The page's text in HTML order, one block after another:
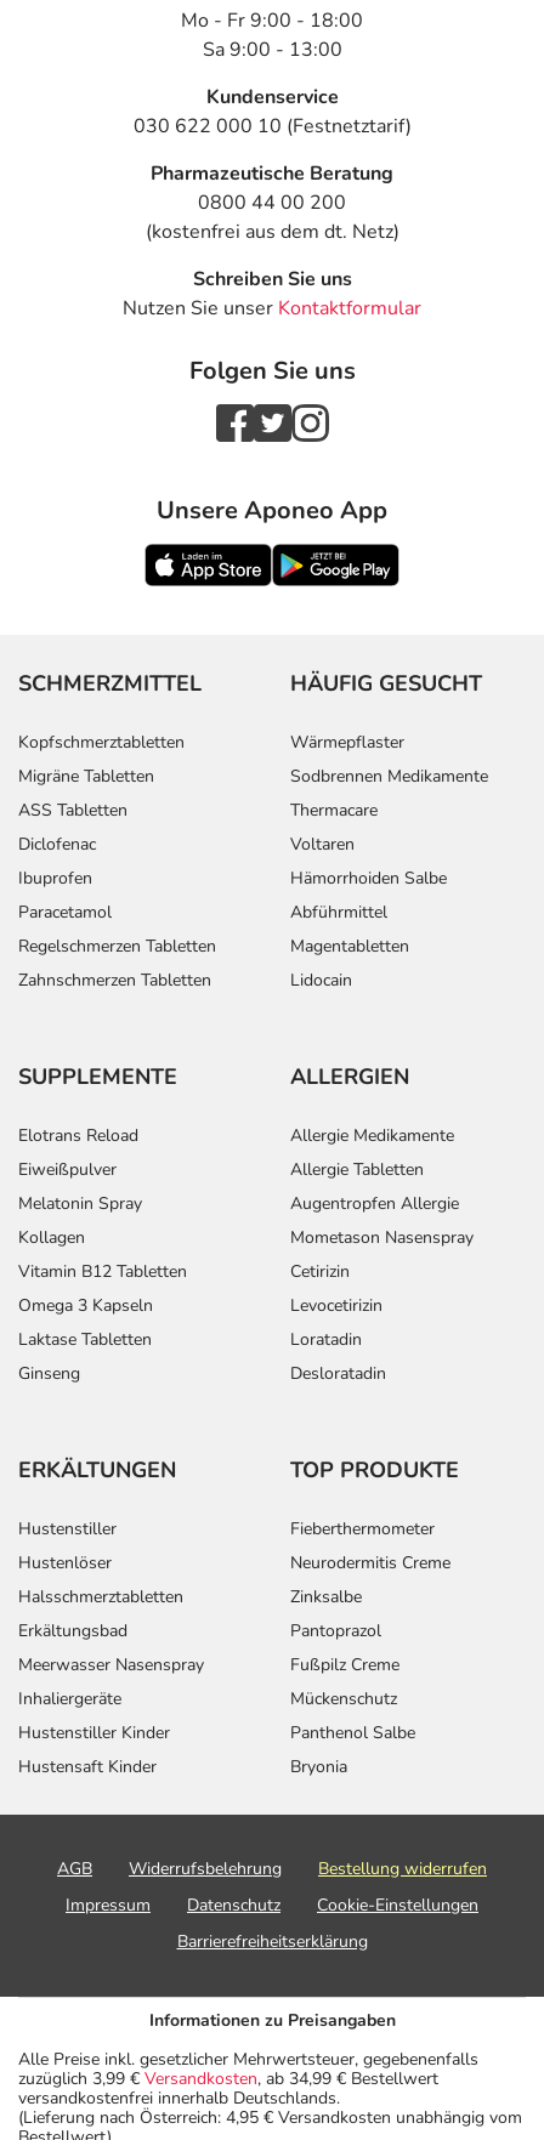
Mo - Fr 9:00 - 18:00
Sa 9:00 - 13:00
Kundenservice
030 622 000 10 (Festnetztarif)
Pharmazeutische Beratung
0800 44 00 200
(kostenfrei aus dem dt. Netz)
Schreiben Sie uns
Nutzen Sie unser Kontaktformular
Folgen Sie uns
Unsere Aponeo App
SCHMERZMITTEL
Kopfschmerztabletten
Migräne Tabletten
ASS Tabletten
Diclofenac
Ibuprofen
Paracetamol
Regelschmerzen Tabletten
Zahnschmerzen Tabletten
HÄUFIG GESUCHT
Wärmepflaster
Sodbrennen Medikamente
Thermacare
Voltaren
Hämorrhoiden Salbe
Abführmittel
Magentabletten
Lidocain
SUPPLEMENTE
Elotrans Reload
Eiweißpulver
Melatonin Spray
Kollagen
Vitamin B12 Tabletten
Omega 3 Kapseln
Laktase Tabletten
Ginseng
ALLERGIEN
Allergie Medikamente
Allergie Tabletten
Augentropfen Allergie
Mometason Nasenspray
Cetirizin
Levocetirizin
Loratadin
Desloratadin
ERKÄLTUNGEN
Hustenstiller
Hustenlöser
Halsschmerztabletten
Erkältungsbad
Meerwasser Nasenspray
Inhaliergeräte
Hustenstiller Kinder
Hustensaft Kinder
TOP PRODUKTE
Fieberthermometer
Neurodermitis Creme
Zinksalbe
Pantoprazol
Fußpilz Creme
Mückenschutz
Panthenol Salbe
Bryonia
AGB Widerrufsbelehrung
Bestellung widerrufen
Impressum
Datenschutz
Cookie-Einstellungen
Barrierefreiheitserklärung
Informationen zu Preisangaben
Alle Preise inkl. gesetzlicher Mehrwertsteuer, gegebenenfalls
zuzüglich 3,99 € Versandkosten, ab 34,99 € Bestellwert
versandkostenfrei innerhalb Deutschlands.
(Lieferung nach Österreich: 4,95 € Versandkosten unabhängig vom